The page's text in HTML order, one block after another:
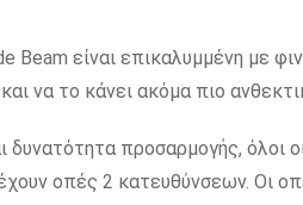
Beam είναι επικαλυμμένη με
να το κάνει ακόμα πιο
δυνατότητα προσαρμογής,
οπές 2 κατευθύνσεων. Οι